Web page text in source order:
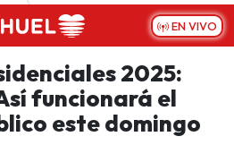
EN VIVO
2025:
funcionará el
este domingo